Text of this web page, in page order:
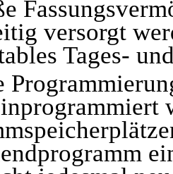
versorgt
Tages-